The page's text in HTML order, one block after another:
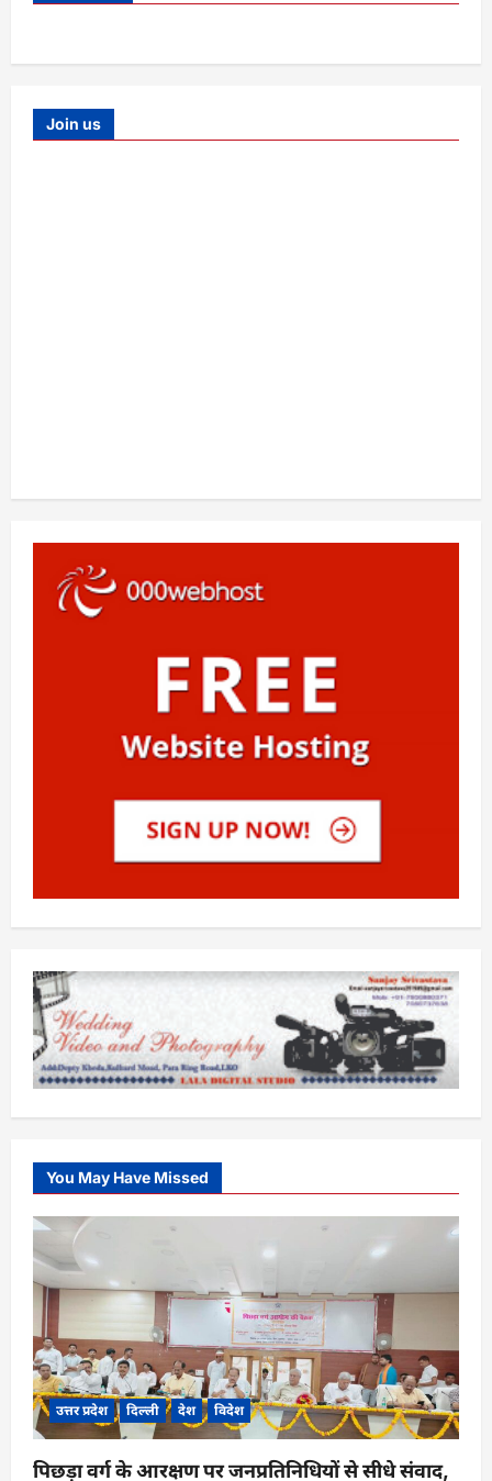
Join us
You May Have Missed
उत्तर प्रदेश दिल्ली देश विदेश
पिछड़ा वर्ग के आरक्षण पर जनप्रतिनिधियों से सीधे संवाद,